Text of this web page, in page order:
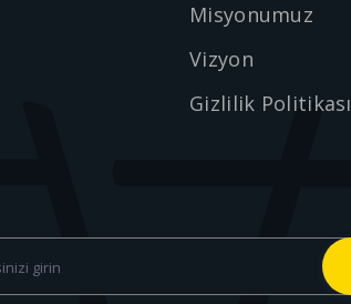
Misyonumuz
Vizyon
Gizlilik Politikası